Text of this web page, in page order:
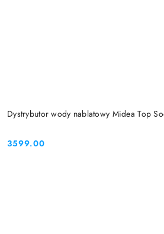
Dystrybutor wody nablatowy Midea Top
Cena:
3599.00